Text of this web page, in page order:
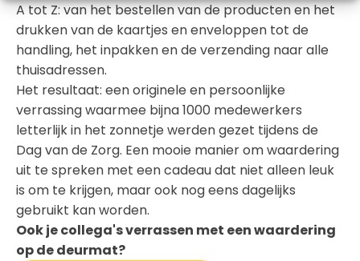
A tot Z: van het bestellen van de producten en het
drukken van de kaartjes en enveloppen tot de
handling, het inpakken en de verzending naar alle
thuisadressen.
Het resultaat: een originele en persoonlijke
verrassing waarmee bijna 1000 medewerkers
letterlijk in het zonnetje werden gezet tijdens de
Dag van de Zorg. Een mooie manier om waardering
uit te spreken met een cadeau dat niet alleen leuk
is om te krijgen, maar ook nog eens dagelijks
gebruikt kan worden.
Ook je collega's verrassen met een waardering
op de deurmat?